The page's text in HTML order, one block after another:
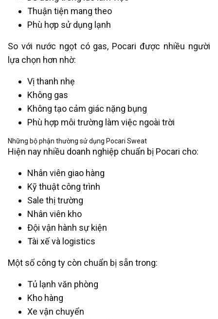
Thuận tiện mang theo
Phù hợp sử dụng lạnh
So với nước ngọt có gas, Pocari được nhiều người
lựa chọn hơn nhờ:
Vị thanh nhẹ
Không gas
Không tạo cảm giác nặng bụng
Phù hợp môi trường làm việc ngoài trời
Những bộ phận thường sử dụng Pocari Sweat
Hiện nay nhiều doanh nghiệp chuẩn bị Pocari cho:
Nhân viên giao hàng
Kỹ thuật công trình
Sale thị trường
Nhân viên kho
Đội vận hành sự kiện
Tài xế và logistics
Một số công ty còn chuẩn bị sẵn trong:
Tủ lạnh văn phòng
Kho hàng
Xe vận chuyển